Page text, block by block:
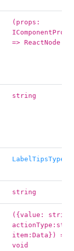
(props:
=> ReactNode
string
LabelTipsTypes
string
({value:
item:Data}) =>
void